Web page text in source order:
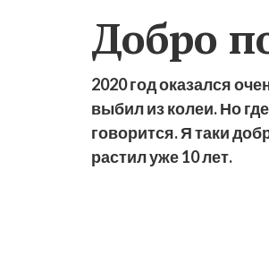
Добро
2020 год оказался
выбил из колеи. Но
говорится. Я таки
растил уже 10 лет.